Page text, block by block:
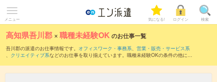
メニュー 気になる! ログイン 検索
高知県吾川郡 ×職種未経験OK のお仕事一覧
吾川郡の派遣のお仕事情報です。 オフィスワーク・事務系、 営業・販売・サービス系
、 クリエイティブ系などのお仕事を取り揃えています。職種未経験OKの条件の他に、